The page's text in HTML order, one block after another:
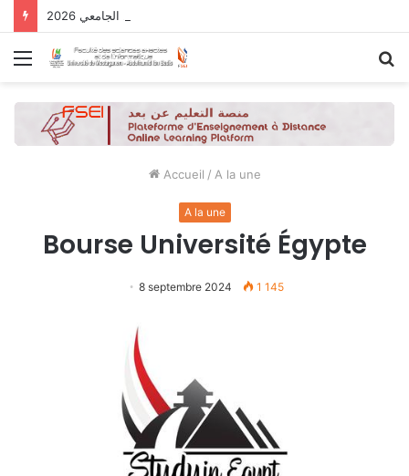
نتائج الدورة التاسعة للحصول على التأهيل الجامعي 2026
Menu
Accueil / A la une
A la une
Bourse Université Égypte
8 septembre 2024 1 145